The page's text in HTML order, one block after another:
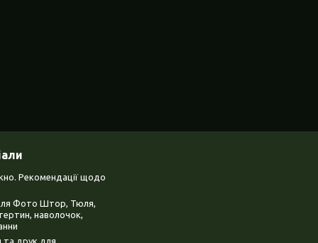
Рекомендації щодо
Фото Штор, Тюля,
наволочок,
та друк для